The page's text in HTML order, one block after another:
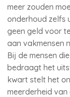
meer zouden
onderhoud zelfs
geen geld voor
aan vakmensen
Bij de mensen
bedraagt het
kwart stelt het
meerderheid van